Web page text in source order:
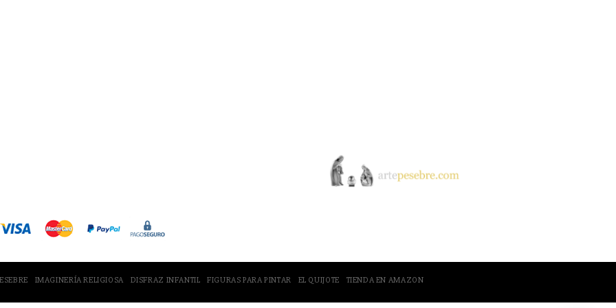
IMAGINERÍA RELIGIOSA DISFRAZ INFANTIL FIGURAS PARA PINTAR EL QUIJOTE TIENDA EN AMAZON